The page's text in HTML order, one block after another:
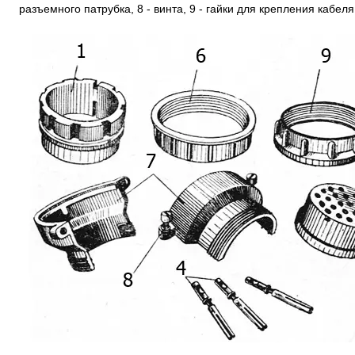
разъемного патрубка, 8 - винта, 9 - гайки для крепления